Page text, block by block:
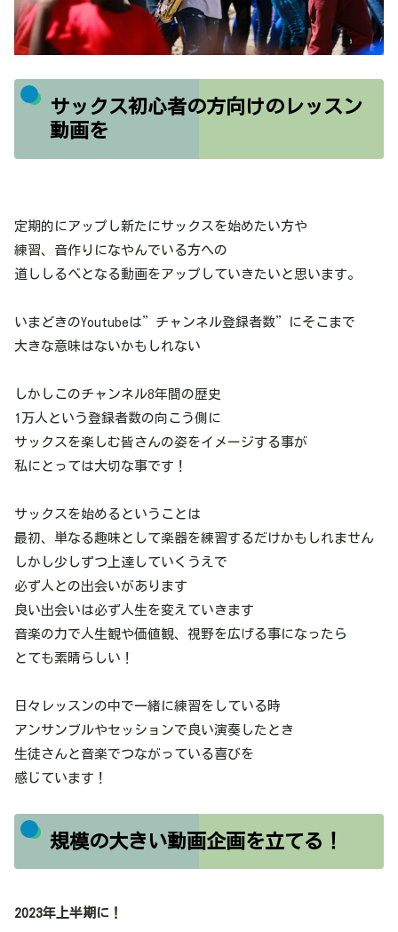
サックス初心者の方向けのレッスン
動画を
定期的にアップし新たにサックスを始めたい方や
練習、音作りになやんでいる方への
道ししるべとなる動画をアップしていきたいと思います。
いまどきのYoutubeは”チャンネル登録者数”にそこまで
大きな意味はないかもしれない
しかしこのチャンネル8年間の歴史
1万人という登録者数の向こう側に
サックスを楽しむ皆さんの姿をイメージする事が
私にとっては大切な事です！
サックスを始めるということは
最初、単なる趣味として楽器を練習するだけかもしれません
しかし少しずつ上達していくうえで
必ず人との出会いがあります
良い出会いは必ず人生を変えていきます
音楽の力で人生観や価値観、視野を広げる事になったら
とても素晴らしい！
日々レッスンの中で一緒に練習をしている時
アンサンブルやセッションで良い演奏したとき
生徒さんと音楽でつながっている喜びを
感じています！
規模の大きい動画企画を立てる！
2023年上半期に！